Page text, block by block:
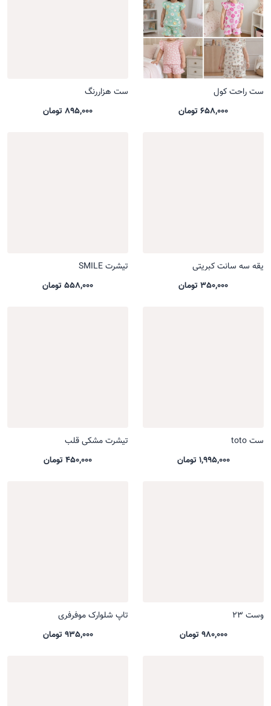
ست راحت کول
658,000 تومان
ست هزاررنگ
895,000 تومان
یقه سه سانت کبریتی
350,000 تومان
تیشرت SMILE
558,000 تومان
ست toto
1,995,000 تومان
تیشرت مشکی قلب
450,000 تومان
وست 23
980,000 تومان
تاپ شلوارک موفرفری
935,000 تومان